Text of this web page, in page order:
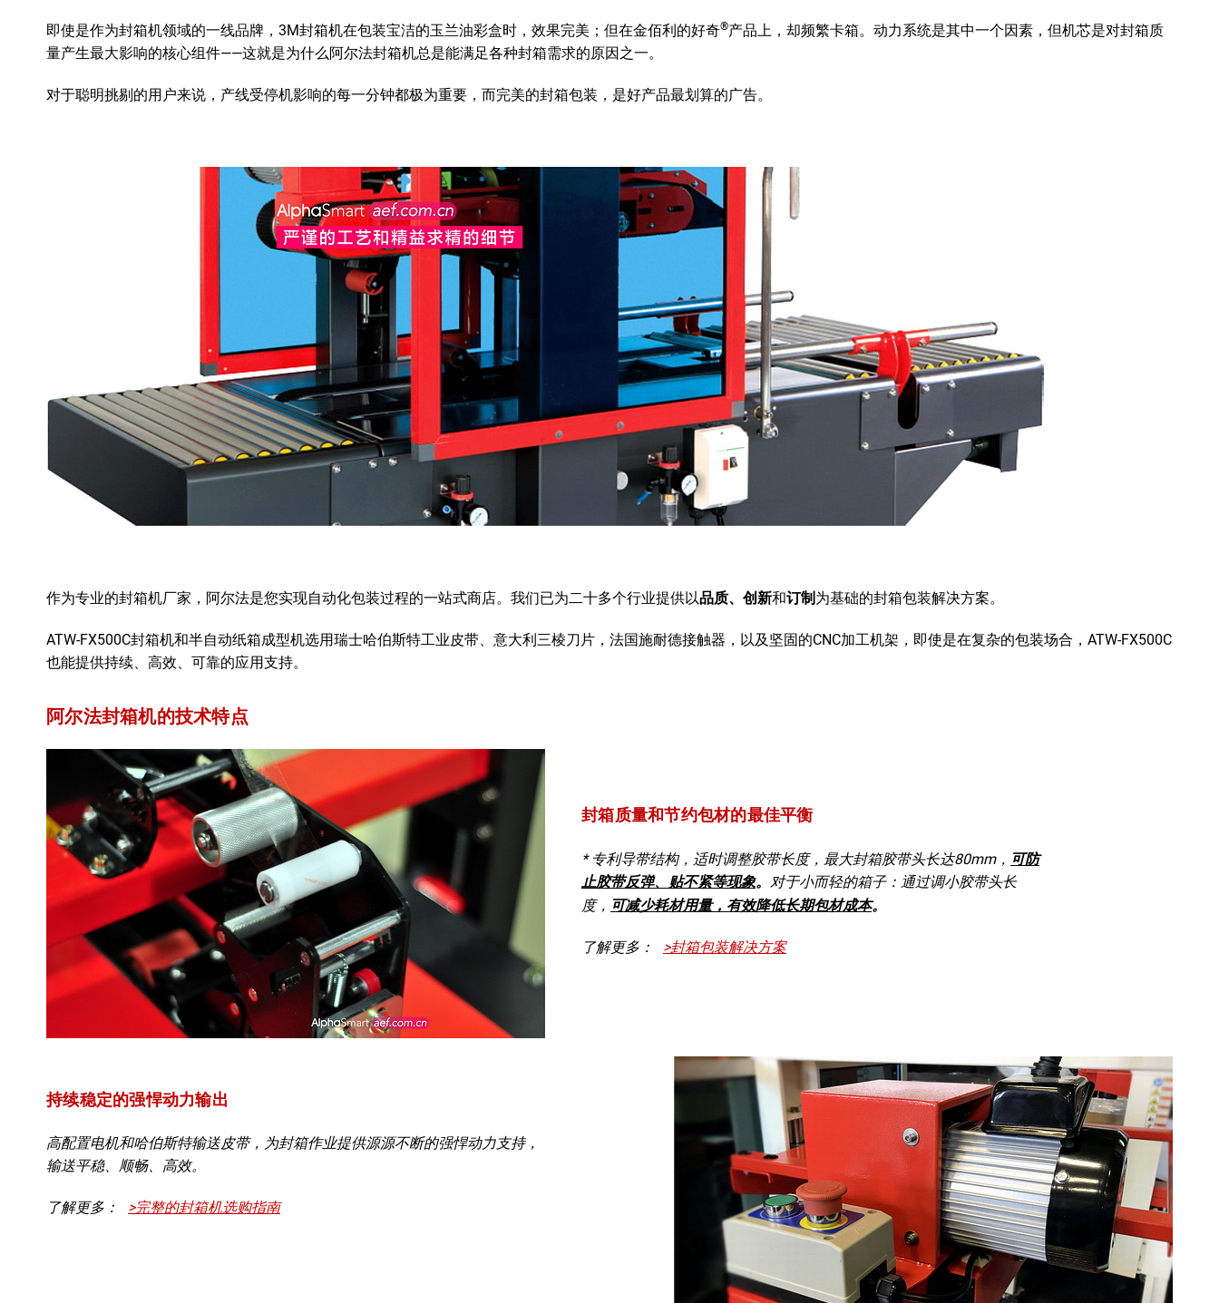
即使是作为封箱机领域的一线品牌，3M封箱机在包装宝洁的玉兰油彩盒时，效果完美；但在金佰利的好奇®产品上，却频繁卡箱。动力系统是其中一个因素，但机芯是对封箱质
量产生最大影响的核心组件——这就是为什么阿尔法封箱机总是能满足各种封箱需求的原因之一。
对于聪明挑剔的用户来说，产线受停机影响的每一分钟都极为重要，而完美的封箱包装，是好产品最划算的广告。
作为专业的封箱机厂家，阿尔法是您实现自动化包装过程的一站式商店。我们已为二十多个行业提供以品质、创新和订制 为基础的封箱包装解决方案。
ATW-FX500C封箱机和半自动纸箱成型机选用瑞士哈伯斯特工业皮带、意大利三棱刀片，法国施耐德接触器，以及坚固的CNC加工机架，即使是在复杂的包装场合，ATW-FX500C
也能提供持续、高效、可靠的应用支持。
阿尔法封箱机的技术特点
封箱质量和节约包材的最佳平衡
* 专利导带结构，适时调整胶带长度，最大封箱胶带头长达80mm， 可防
止胶带反弹、贴不紧等现象。 对于小而轻的箱子：通过调小胶带头长
度， 可减少耗材用量，有效降低长期包材成本。
了解更多： >封箱包装解决方案
持续稳定的强悍动力输出
高配置电机和哈伯斯特输送皮带，为封箱作业提供源源不断的强悍动力支持，
输送平稳、顺畅、高效。
了解更多： >完整的封箱机选购指南